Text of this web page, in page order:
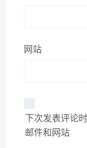
网站
下次发表评论
邮件和网站